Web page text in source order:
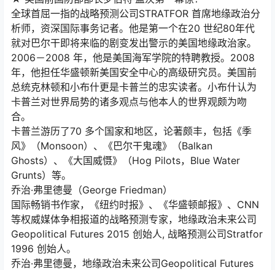
全球首屈一指的战略预测公司STRATFOR 首席地缘政治分
析师，资深国际事务记者。他是第一个在20 世纪80年代
就对巴尔干即将来临的剧变发出警示的美国地缘政治家。
2006－2008 年，他是美国海军学院的特聘教授。2008
年，他担任华盛顿新美国安全中心的高级研究员。美国前
总统克林顿和小布什更是卡普兰的忠实读者。小布什认为
卡普兰对世界局势的诸多观点与他本人的世界观颇为吻
合。
卡普兰游历了70 多个国家和地区，论著颇丰，包括《季
风》（Monsoon）、《巴尔干鬼魂》（Balkan
Ghosts）、《大国威慑》（Hog Pilots，Blue Water
Grunts）等。
乔治·弗里德曼（George Friedman）
国际畅销书作家，《纽约时报》、《华盛顿邮报》、CNN
等权威媒体争相报道的战略预测专家，地缘政治未来公司
Geopolitical Futures 2015 创始人, 战略预测公司Stratfor
1996 创始人。
乔治·弗里德曼，地缘政治未来公司Geopolitical Futures